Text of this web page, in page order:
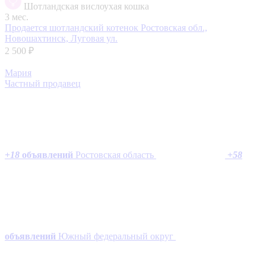
Шотландская вислоухая кошка
3 мес.
Продается шотландский котенок Ростовская обл.,
Новошахтинск, Луговая ул.
2 500 ₽
Мария
Частный продавец
+18 объявлений Ростовская область +58
объявлений Южный федеральный округ